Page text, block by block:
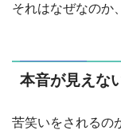
それはなぜなのか
本音が見えな
苦笑いをされるの